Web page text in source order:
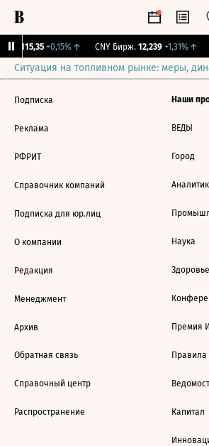
115,35 +0,15%↑ CNY Бирж. 12,239 +1,31%↑
Ситуация на топливном рынке: меры,
Подписка
Реклама
РФРИТ
Справочник компаний
Подписка для юр.лиц
О компании
Редакция
Менеджмент
Архив
Обратная связь
Справочный центр
Распространение
Наши
ВЕДЫ
Город
Наука
Здоровье
Премия
Правила
Капитал